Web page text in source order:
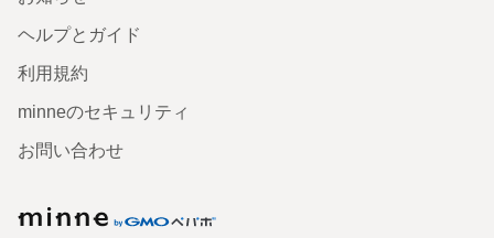
ヘルプとガイド
利用規約
minneのセキュリティ
お問い合わせ